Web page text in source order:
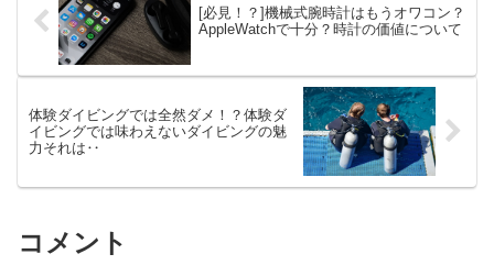
[必見！？]機械式腕時計はもうオワコン？
AppleWatchで十分？時計の価値について
体験ダイビングでは全然ダメ！？体験ダ
イビングでは味わえないダイビングの魅
力それは‥
コメント